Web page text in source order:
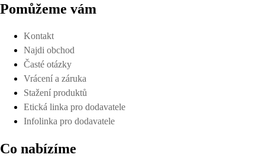
Pomůžeme vám
Kontakt
Najdi obchod
Časté otázky
Vrácení a záruka
Stažení produktů
Etická linka pro dodavatele
Infolinka pro dodavatele
Co nabízíme